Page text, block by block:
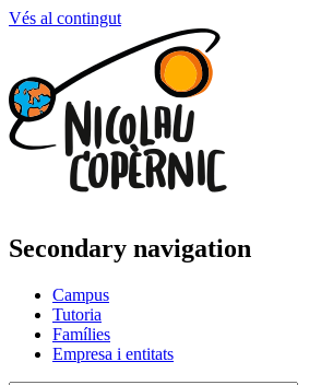
Vés al contingut
Secondary navigation
Campus
Tutoria
Famílies
Empresa i entitats